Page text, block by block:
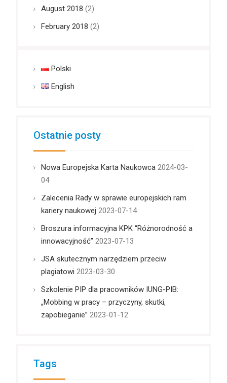
August 2018 (2)
February 2018 (2)
Polski
English
Ostatnie posty
Nowa Europejska Karta Naukowca 2024-03-
04
Zalecenia Rady w sprawie europejskich ram
kariery naukowej 2023-07-14
Broszura informacyjna KPK “Różnorodność a
innowacyjność” 2023-07-13
JSA skutecznym narzędziem przeciw
plagiatowi 2023-03-30
Szkolenie PIP dla pracowników IUNG-PIB:
„Mobbing w pracy – przyczyny, skutki,
zapobieganie” 2023-01-12
Tags